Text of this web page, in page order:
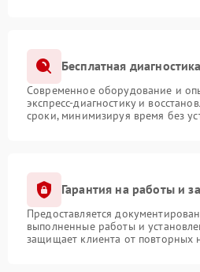
Бесплатная
Современное оборудование и
экспресс-диагностику и
сроки, минимизируя время без
Гарантия на работы и
Предоставляется
выполненные работы и
защищает клиента от повторных